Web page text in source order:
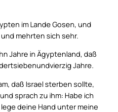
im Lande Gosen, und
mehrten sich sehr.
Jahre in Ägyptenland, daß
Jahre.
daß Israel sterben sollte,
sprach zu ihm: Habe ich
deine Hand unter meine